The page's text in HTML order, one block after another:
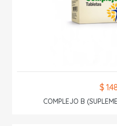
$
COMPLEJO B